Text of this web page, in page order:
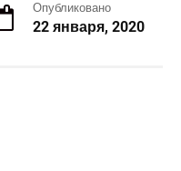
Опубликовано
22 января, 2020